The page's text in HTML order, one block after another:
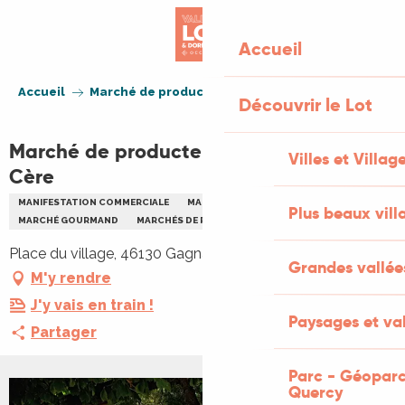
Accueil
Découvrir le Lot
Villes et
Plus beaux
Grandes
Paysages et
Parc -
Quercy
Accueil Marché de producteurs de Gagnac sur Cère
Marché de producteurs de Gagnac sur
Cère
MANIFESTATION COMMERCIALE
MARCHÉ THÉMATIQUE
MARCHÉ GOURMAND
MARCHÉS DE PRODUCTEURS
Place du village, 46130 Gagnac-sur-Cère
M'y rendre
J'y vais en train !
Partager